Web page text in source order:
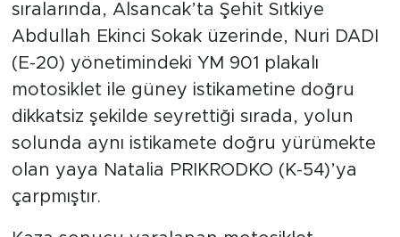
sıralarında, Alsancak’ta Şehit Sıtkiye
Abdullah Ekinci Sokak üzerinde, Nuri DADI
(E-20) yönetimindeki YM 901 plakalı
motosiklet ile güney istikametine doğru
dikkatsiz şekilde seyrettiği sırada, yolun
solunda aynı istikamete doğru yürümekte
olan yaya Natalia PRIKRODKO (K-54)’ya
çarpmıştır.